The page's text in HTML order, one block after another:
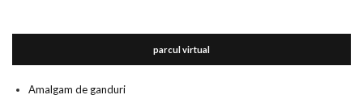
parcul virtual
Amalgam de ganduri